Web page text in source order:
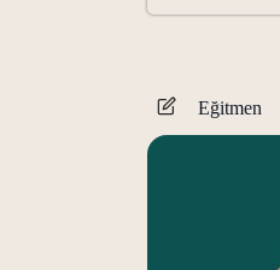
Eğitmen